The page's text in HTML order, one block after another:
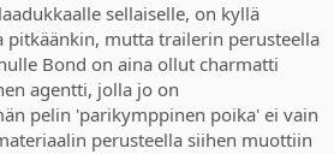
sellaiselle, on kyllä
pitkäänkin, mutta trailerin perusteella
Bond on aina ollut charmatti
agentti, jolla jo on
pelin 'parikymppinen poika' ei vain
perusteella siihen muottiin